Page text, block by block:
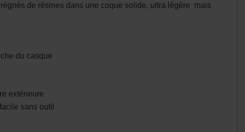
de résines dans une coque solide, ultra légère mais
du casque
extérieure
sans outil